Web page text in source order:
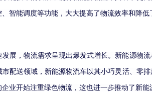
智能调度等功能，大大提高了物流效率和降低
展，物流需求呈现出爆发式增长。新能源物
配送领域，新能源物流车以其小巧灵活、零
业开始注重绿色物流，这也进一步推动了新能